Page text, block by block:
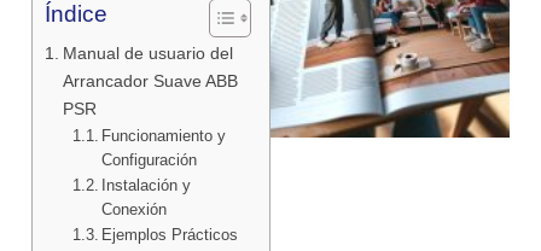
Índice
Manual de usuario del
Arrancador Suave ABB
PSR
Funcionamiento y
Configuración
Instalación y
Conexión
Ejemplos Prácticos